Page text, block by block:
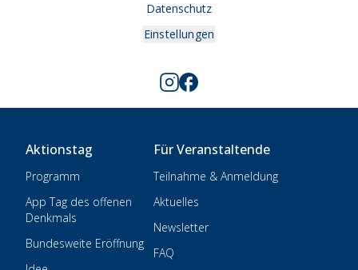
Datenschutz
Einstellungen
Aktionstag
Programm
App Tag des offenen
Denkmals
Bundesweite Eröffnung
Für Veranstaltende
Teilnahme & Anmeldung
Aktuelles
Newsletter
FAQ